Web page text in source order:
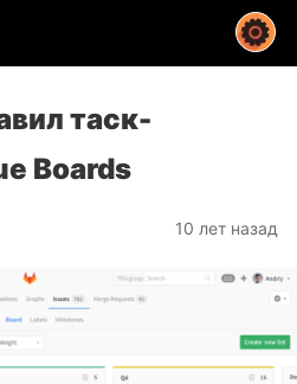
таск-
Boards
10 лет назад